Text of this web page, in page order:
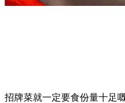
招牌菜就一定要食份量十足